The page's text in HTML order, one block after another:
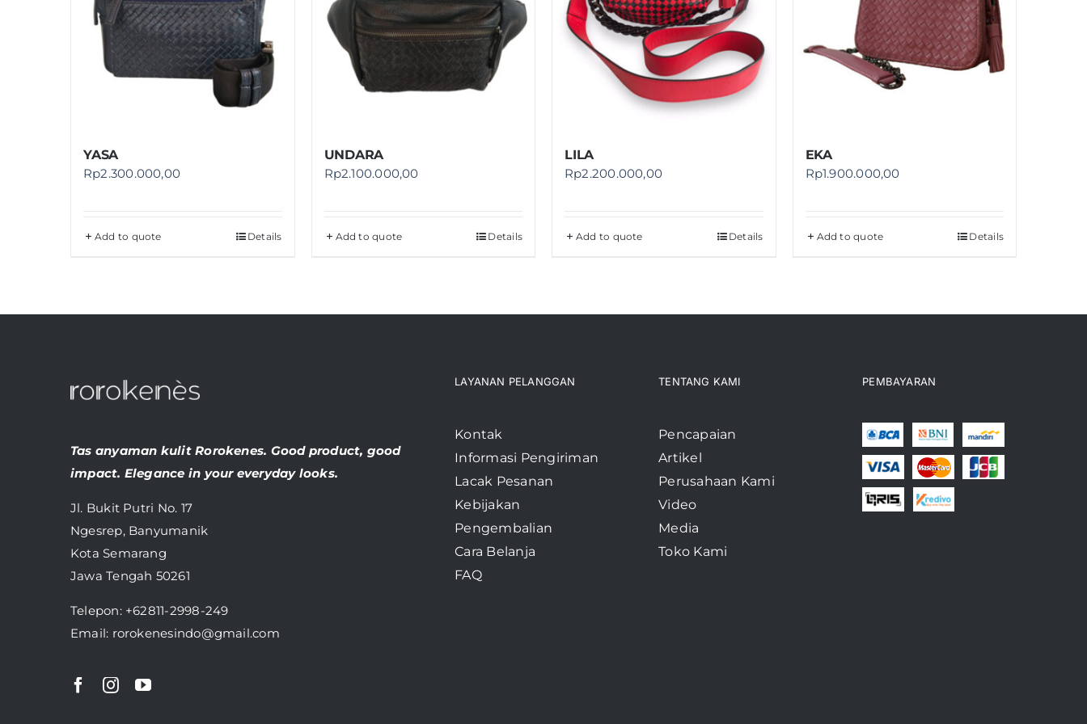
YASA
Rp2.300.000,00
Add to quote Details
UNDARA
Rp2.100.000,00
Add to quote Details
LILA
Rp2.200.000,00
Add to quote Details
EKA
Rp1.900.000,00
Add to quote Details
Tas anyaman kulit Rorokenes. Good product, good
impact. Elegance in your everyday looks.
Jl. Bukit Putri No. 17
Ngesrep, Banyumanik
Kota Semarang
Jawa Tengah 50261
Telepon: +62811-2998-249
Email: rorokenesindo@gmail.com
LAYANAN PELANGGAN
Kontak
Informasi Pengiriman
Lacak Pesanan
Kebijakan
Pengembalian
Cara Belanja
FAQ
TENTANG KAMI
Pencapaian
Artikel
Perusahaan Kami
Video
Media
Toko Kami
PEMBAYARAN